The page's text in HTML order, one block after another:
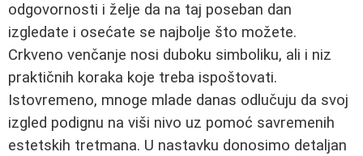
odgovornosti i želje da na taj poseban dan
izgledate i osećate se najbolje što možete.
Crkveno venčanje nosi duboku simboliku, ali i niz
praktičnih koraka koje treba ispoštovati.
Istovremeno, mnoge mlade danas odlučuju da svoj
izgled podignu na viši nivo uz pomoć savremenih
estetskih tretmana. U nastavku donosimo detaljan